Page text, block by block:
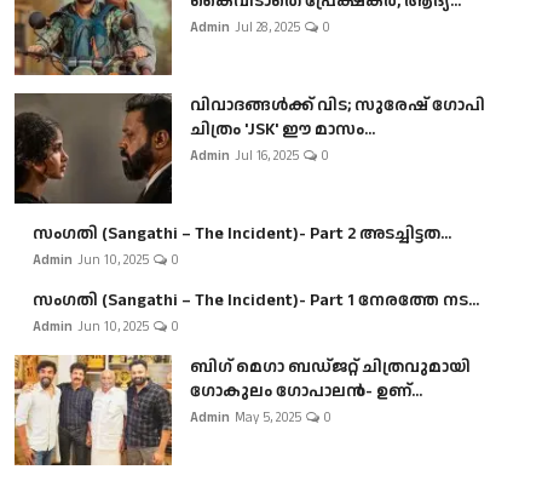
Admin Jul 28, 2025 0
വിവാദങ്ങൾക്ക് വിട; സുരേഷ് ഗോപി
ചിത്രം 'JSK' ഈ മാസം...
Admin Jul 16, 2025 0
സംഗതി (Sangathi – The Incident)- Part 2 അടച്ചിട്ടത...
Admin Jun 10, 2025 0
സംഗതി (Sangathi – The Incident)- Part 1 നേരത്തേ നട...
Admin Jun 10, 2025 0
ബി​ഗ് മെഗാ ബഡ്ജറ്റ് ചിത്രവുമായി
ഗോകുലം ഗോപാലൻ- ഉണ്...
Admin May 5, 2025 0